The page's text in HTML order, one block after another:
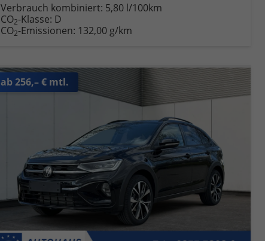
Verbrauch kombiniert: 5,80 l/100km
CO2-Klasse: D
CO2-Emissionen: 132,00 g/km
ab 256,– € mtl.